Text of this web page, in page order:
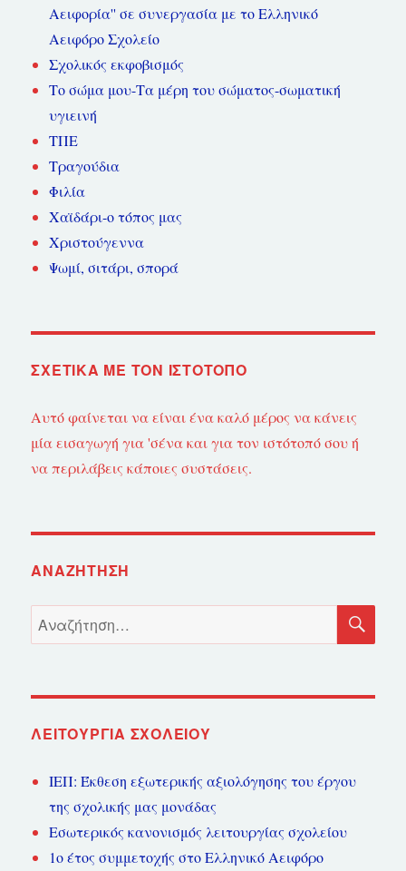
Αειφορία'' σε συνεργασία με το Ελληνικό
Αειφόρο Σχολείο
Σχολικός εκφοβισμός
Το σώμα μου-Τα μέρη του σώματος-σωματική
υγιεινή
ΤΠΕ
Τραγούδια
Φιλία
Χαϊδάρι-ο τόπος μας
Χριστούγεννα
Ψωμί, σιτάρι, σπορά
ΣΧΕΤΙΚΆ ΜΕ ΤΟΝ ΙΣΤΌΤΟΠΟ
Αυτό φαίνεται να είναι ένα καλό μέρος να κάνεις
μία εισαγωγή για 'σένα και για τον ιστότοπό σου ή
να περιλάβεις κάποιες συστάσεις.
ΑΝΑΖΉΤΗΣΗ
Αναζήτηση
για:
ΛΕΙΤΟΥΡΓΊΑ ΣΧΟΛΕΊΟΥ
ΙΕΠ: Έκθεση εξωτερικής αξιολόγησης του έργου
της σχολικής μας μονάδας
Εσωτερικός κανονισμός λειτουργίας σχολείου
1ο έτος συμμετοχής στο Ελληνικό Αειφόρο